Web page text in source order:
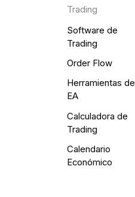
Trading
Software de
Trading
Order Flow
Herramientas de
EA
Calculadora de
Trading
Calendario
Económico